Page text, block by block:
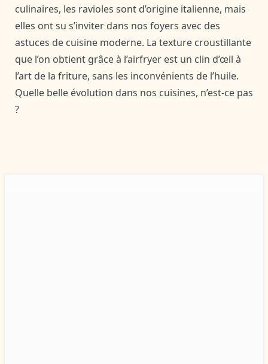
culinaires, les ravioles sont d’origine italienne, mais
elles ont su s’inviter dans nos foyers avec des
astuces de cuisine moderne. La texture croustillante
que l’on obtient grâce à l’airfryer est un clin d’œil à
l’art de la friture, sans les inconvénients de l’huile.
Quelle belle évolution dans nos cuisines, n’est-ce pas
?